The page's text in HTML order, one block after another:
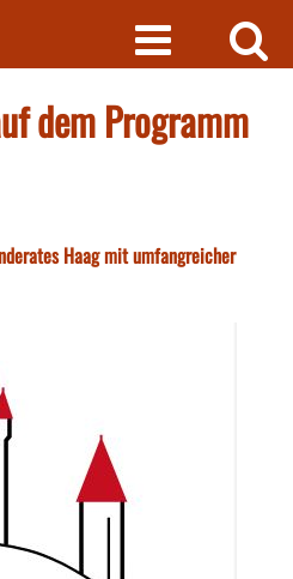
dem Programm
Haag mit umfangreicher